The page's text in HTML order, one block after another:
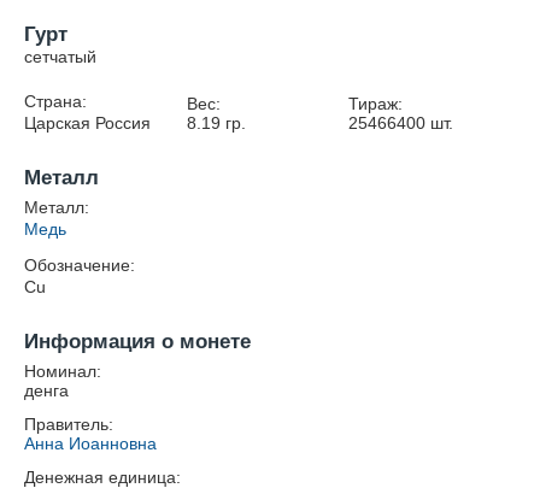
Гурт
сетчатый
Страна:
Царская Россия
Вес:
8.19 гр.
Тираж:
25466400 шт.
Металл
Металл:
Медь
Обозначение:
Cu
Информация о монете
Номинал:
денга
Правитель:
Анна Иоанновна
Денежная единица: